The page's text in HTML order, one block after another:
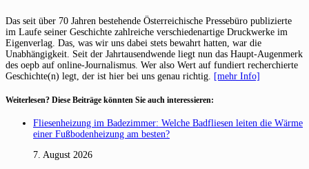
Das seit über 70 Jahren bestehende Österreichische Pressebüro publizierte
im Laufe seiner Geschichte zahlreiche verschiedenartige Druckwerke im
Eigenverlag. Das, was wir uns dabei stets bewahrt hatten, war die
Unabhängigkeit. Seit der Jahrtausendwende liegt nun das Haupt-Augenmerk
des oepb auf online-Journalismus. Wer also Wert auf fundiert recherchierte
Geschichte(n) legt, der ist hier bei uns genau richtig. [mehr Info]
Weiterlesen? Diese Beiträge könnten Sie auch interessieren:
Fliesenheizung im Badezimmer: Welche Badfliesen leiten die Wärme
einer Fußbodenheizung am besten?
7. August 2026